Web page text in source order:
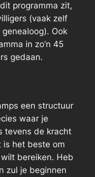
programma zit,
(vaak zelf
Ook
in zo’n 45
gedaan.
een structuur
waar je
tevens de kracht
is het beste om
bereiken. Heb
zul je beginnen